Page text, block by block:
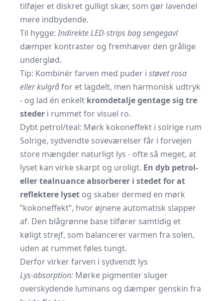
tilføjer et diskret gulligt skær, som gør lavendel
mere indbydende.
Til hygge:Indirekte LED-strips bag sengegavl
dæmper kontraster og fremhæver den grålige
underglød.
Tip: Kombinér farven med puder i støvet rosa
eller kulgråfor et lagdelt, men harmonisk udtryk
- og lad én enkelt kromdetalje gentage sig tre
steder i rummet for visuel ro.
Dybt petrol/teal: Mørk kokoneffekt i solrige rum
Solrige, sydvendte soveværelser får i forvejen
store mængder naturligt lys - ofte så meget, at
lyset kan virke skarpt og uroligt. En dyb petrol-
eller tealnuance absorberer i stedet for at
reflektere lyset og skaber dermed en mørk
“kokoneffekt”, hvor øjnene automatisk slapper
af. Den blågrønne base tilfører samtidig et
køligt strejf, som balancerer varmen fra solen,
uden at rummet føles tungt.
Derfor virker farven i sydvendt lys
Lys-absorption: Mørke pigmenter sluger
overskydende luminans og dæmper genskin fra